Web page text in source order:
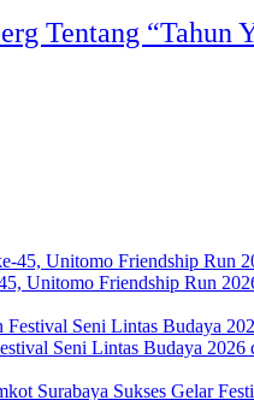
Tentang “Tahun
Unitomo Friendship Run
Seni Lintas Budaya 2026